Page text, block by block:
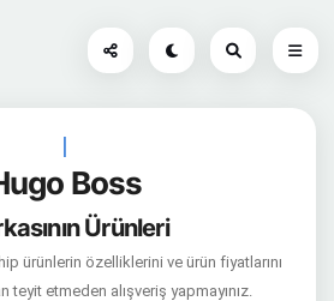
|
Boss
Ürünleri
ürünlerin özelliklerini ve ürün fiyatlarını
teyit etmeden alışveriş yapmayınız.